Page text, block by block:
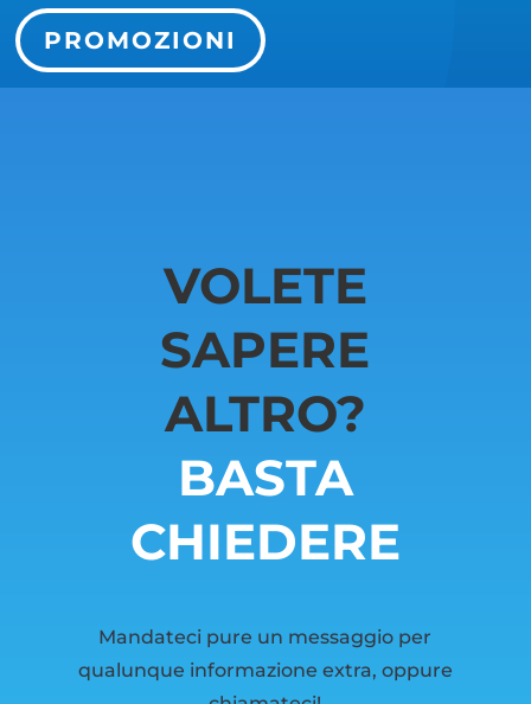
PROMOZIONI
VOLETE
SAPERE
ALTRO?
BASTA
CHIEDERE
Mandateci pure un messaggio per
qualunque informazione extra, oppure